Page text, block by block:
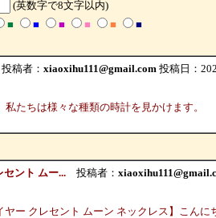
(英数字で8文字以内)
■ ■ ■ ■ ■ ■
稿者： xiaoxihu111@gmail.com 投稿日：
私たちは様々な種類の時計を見かけます。
ント ムー...投稿者：
ヤー クレセント ムーン ネックレス】こん